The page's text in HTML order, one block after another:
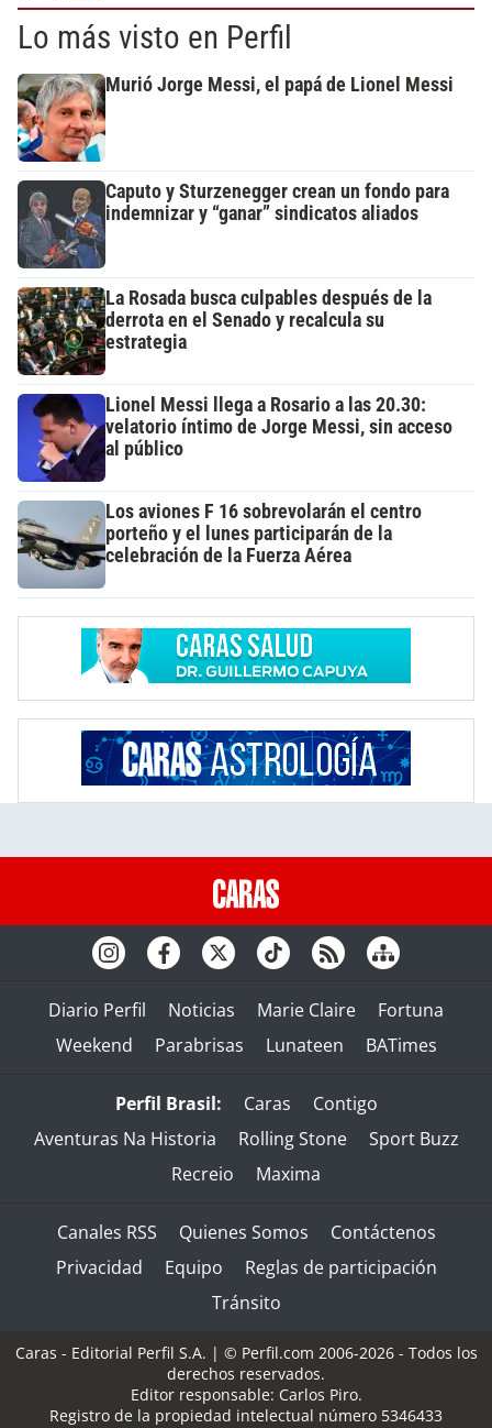
Lo más visto en Perfil
Murió Jorge Messi, el papá de Lionel Messi
Caputo y Sturzenegger crean un fondo para
indemnizar y “ganar” sindicatos aliados
La Rosada busca culpables después de la
derrota en el Senado y recalcula su
estrategia
Lionel Messi llega a Rosario a las 20.30:
velatorio íntimo de Jorge Messi, sin acceso
al público
Los aviones F 16 sobrevolarán el centro
porteño y el lunes participarán de la
celebración de la Fuerza Aérea
Diario Perfil Noticias Marie Claire
Fortuna
Weekend
Parabrisas Lunateen BATimes
Perfil Brasil: Caras
Contigo
Aventuras Na Historia
Rolling Stone
Sport Buzz
Recreio
Maxima
Canales RSS Quienes Somos
Contáctenos
Privacidad
Equipo
Reglas de participación
Tránsito
Caras - Editorial Perfil S.A. | © Perfil.com 2006-2026 - Todos los
derechos reservados.
Editor responsable: Carlos Piro.
Registro de la propiedad intelectual número 5346433